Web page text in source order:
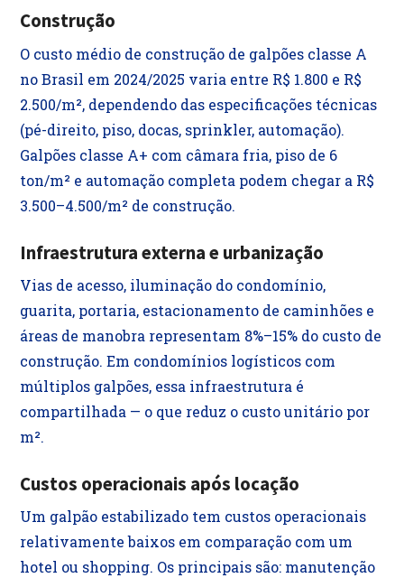
Construção
O custo médio de construção de galpões classe A
no Brasil em 2024/2025 varia entre R$ 1.800 e R$
2.500/m², dependendo das especificações técnicas
(pé-direito, piso, docas, sprinkler, automação).
Galpões classe A+ com câmara fria, piso de 6
ton/m² e automação completa podem chegar a R$
3.500–4.500/m² de construção.
Infraestrutura externa e urbanização
Vias de acesso, iluminação do condomínio,
guarita, portaria, estacionamento de caminhões e
áreas de manobra representam 8%–15% do custo de
construção. Em condomínios logísticos com
múltiplos galpões, essa infraestrutura é
compartilhada — o que reduz o custo unitário por
m².
Custos operacionais após locação
Um galpão estabilizado tem custos operacionais
relativamente baixos em comparação com um
hotel ou shopping. Os principais são: manutenção